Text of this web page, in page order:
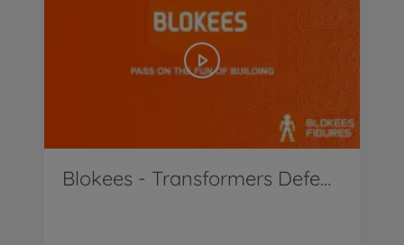
Blokees - Transformers Defender 01